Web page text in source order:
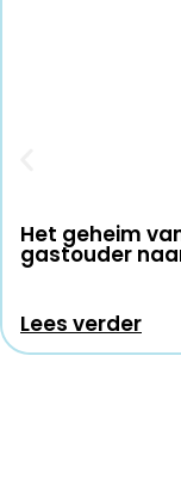
Het geheim
gastouder
Lees verder